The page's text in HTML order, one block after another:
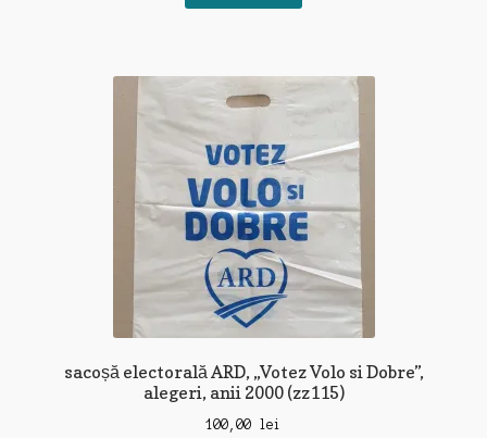
sacoșă electorală ARD, „Votez Volo si Dobre”,
alegeri, anii 2000 (zz115)
100,00 lei